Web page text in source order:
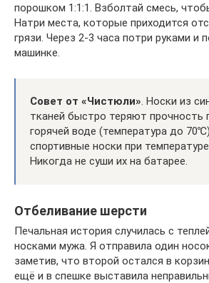
порошком 1:1:1. Взболтай смесь,
Натри места, которые приходится
грязи. Через 2-3 часа потри руками и
машинке.
Совет от «Чистюли» . Носки из
тканей быстро теряют прочность
горячей воде (температура до
спортивные носки при
Никогда не суши их на батарее.
Отбеливание шерсти
Печальная история случилась с
носками мужа. Я отправила один
заметив, что второй остался в
ещё и в спешке выставила